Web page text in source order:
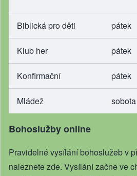
Biblická pro děti pátek
Klub her pátek
Konfirmační pátek
Mládež sobota
Bohoslužby online
Pravidelné vysílání bohoslužeb v
naleznete zde. Vysílání začne ve